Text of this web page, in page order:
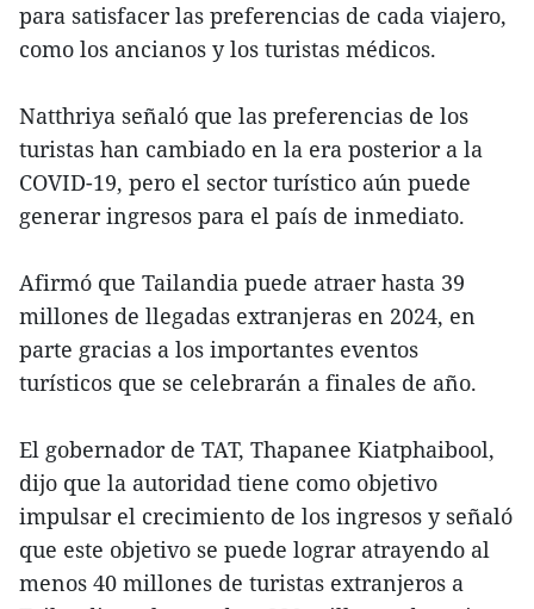
para satisfacer las preferencias de cada viajero,
como los ancianos y los turistas médicos.
Natthriya señaló que las preferencias de los
turistas han cambiado en la era posterior a la
COVID-19, pero el sector turístico aún puede
generar ingresos para el país de inmediato.
Afirmó que Tailandia puede atraer hasta 39
millones de llegadas extranjeras en 2024, en
parte gracias a los importantes eventos
turísticos que se celebrarán a finales de año.
El gobernador de TAT, Thapanee Kiatphaibool,
dijo que la autoridad tiene como objetivo
impulsar el crecimiento de los ingresos y señaló
que este objetivo se puede lograr atrayendo al
menos 40 millones de turistas extranjeros a